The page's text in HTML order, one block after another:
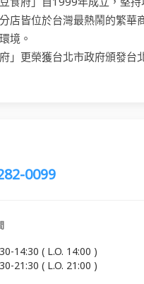
店皆位於台灣最熱鬧的繁華
境。
府」更榮獲台北市政府頒發
0099
14:30 ( L.O. 14:00 )
21:30 ( L.O. 21:00 )